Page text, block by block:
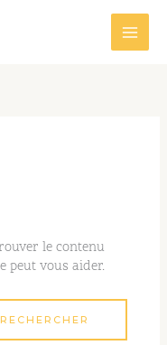
le contenu
peut vous aider.